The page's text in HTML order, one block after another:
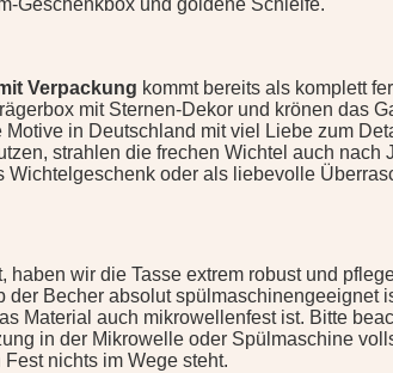
Geschenkbox und goldene Schleife.
Verpackung kommt bereits als komplett
mit Sternen-Dekor und krönen das
in Deutschland mit viel Liebe zum
strahlen die frechen Wichtel auch nach
Wichtelgeschenk oder als liebevolle
wir die Tasse extrem robust und
Becher absolut spülmaschinengeeignet
Material auch mikrowellenfest ist. Bitte
in der Mikrowelle oder Spülmaschine
nichts im Wege steht.